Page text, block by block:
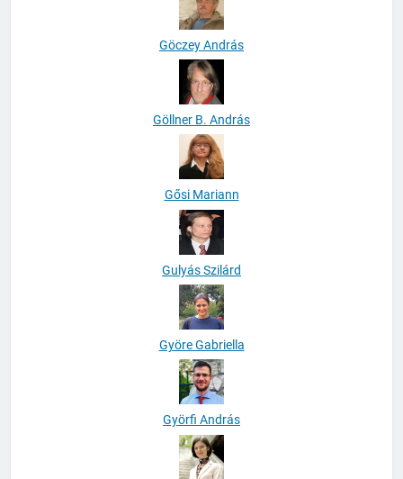
Göczey András
Göllner B. András
Gősi Mariann
Gulyás Szilárd
Györe Gabriella
Györfi András